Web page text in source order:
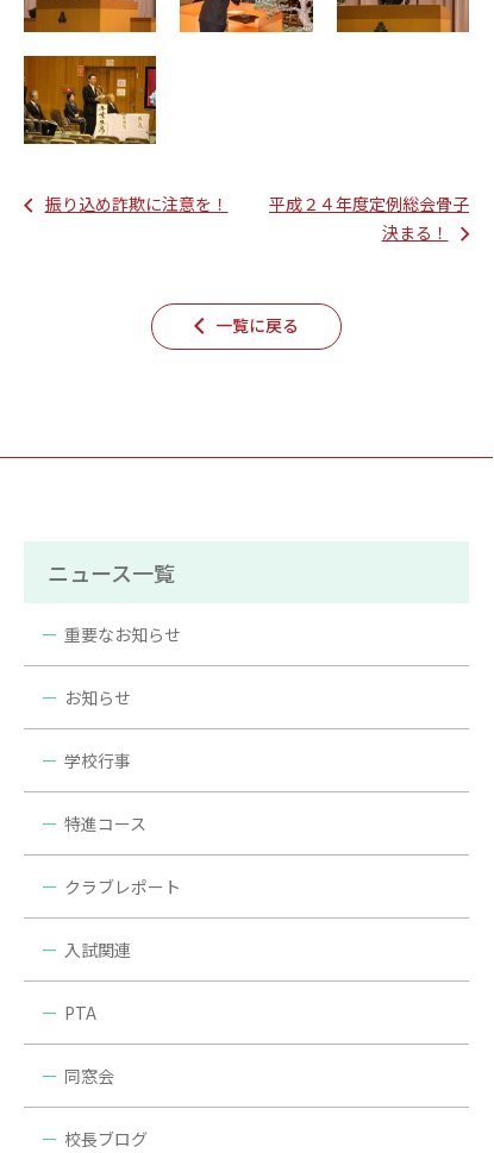
振り込め詐欺に注意を！
平成２４年度定例総会骨子
決まる！
一覧に戻る
ニュース一覧
重要なお知らせ
お知らせ
学校行事
特進コース
クラブレポート
入試関連
PTA
同窓会
校長ブログ